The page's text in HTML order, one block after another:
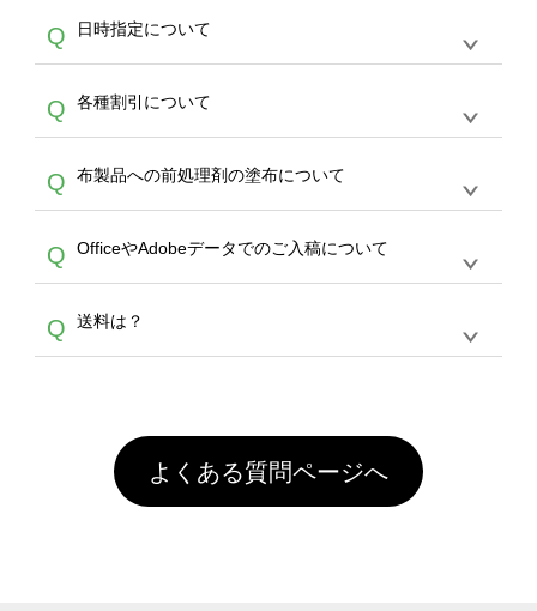
らの直接入稿には対応していません。AIで保存
し、デザインツールからアップロードして下さ
い）
スをご利用頂ければ、電話やFAX、メールなど
でご注文が可能です。
A
を作って欲しい。などの場合は、製作数量が
30個以上であれば、サポート担当が、デザイ
バッグコンシェル
サー
ビスをご利用ください。(※ 30個以下の場合
は、デザインツールをご利用ください)
Q 日時指定について
A
ん。発送後18時以降に配送業者・伝票番号を
メールでお知らせいたしますので、直接配送業
者にご連絡いただき調整をお願い致します。
Q 各種割引について
A
カート内で自動的に割引(最大50%)が適用され
ます。 【付与ポイント】購入金額の1％が1ポ
イントとして付与され、次回ご注文時に1ポイ
ント＝1円としてお使いいただけます。ポイン
トは発送完了の翌日に付与され、次回ご注文時
からご利用頂けます。ポイントの有効期限は一
年間です。【会員ランク】過去10カ月のご注
文回数により会員ランク割引(最大5%)が適用
頂いても、ログインがされていなければ、ラン
クにカウントがされません。
Q 布製品への前処理剤の塗布について
A
意点（前処理剤）】カラー生地（Tシャツのホ
ワイト、トートバッグのナチュラル、ホワイト
といって、プリントを定着させるための処理剤
を塗布しており、短納期・低価格で商品をお届
害な性質で、水洗いで落とすことが可能です。
お手数ですが、お客様ご自身にて着用前に落と
していただけますようお願いいたします。※1
通常注文・直送機能でのご注文に関わらず、前
Q OfficeやAdobeデータでのご入稿について
A
ません。いずれのデータも該当デザインのみ画
像(JPEG,PNG,GIF,PDF)に変換、またはAdobe
Q 送料は？
引」などによるお値引きで4,000円未満になる
場合は送料がかかりますので、ご注意くださ
い。
よくある質問ページへ